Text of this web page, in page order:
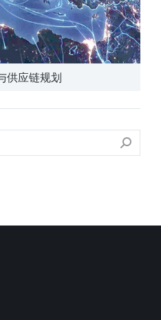
供应链规划